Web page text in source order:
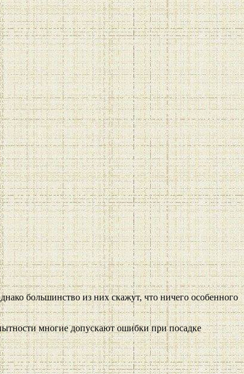
большинство из них скажут, что ничего особенного
многие допускают ошибки при посадке